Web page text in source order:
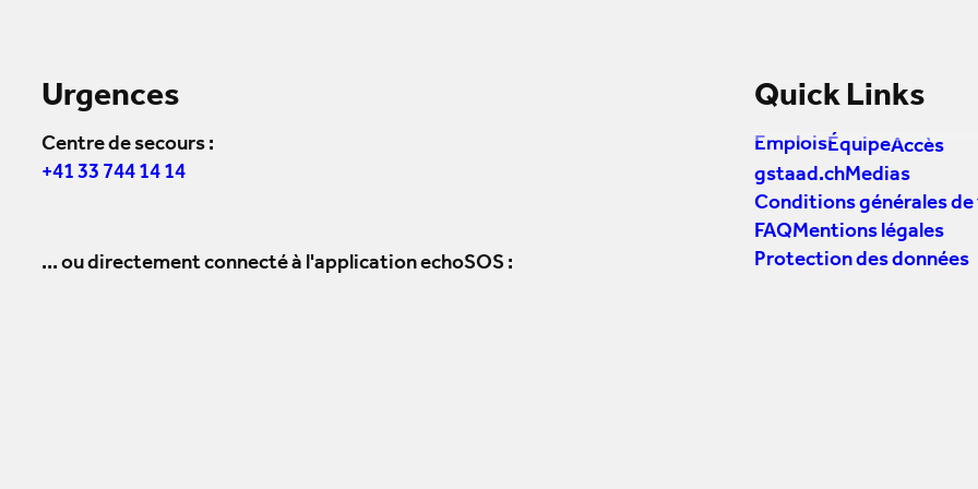
Urgences
Centre de secours :
+41 33 744 14 14
... ou directement connecté à l'application echoSOS :
Quick Links
EmploisÉquipeAccès
gstaad.chMedias
Conditions générales
FAQMentions légales
Protection des données